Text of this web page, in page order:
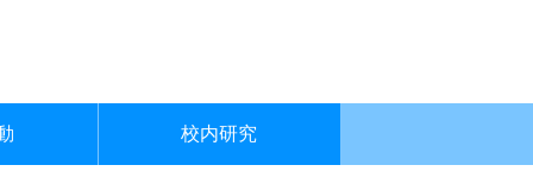
校内研究